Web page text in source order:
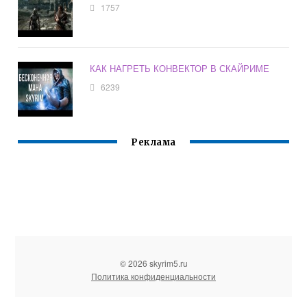
1757
КАК НАГРЕТЬ КОНВЕКТОР В СКАЙРИМЕ
6239
Реклама
© 2026 skyrim5.ru
Политика конфиденциальности